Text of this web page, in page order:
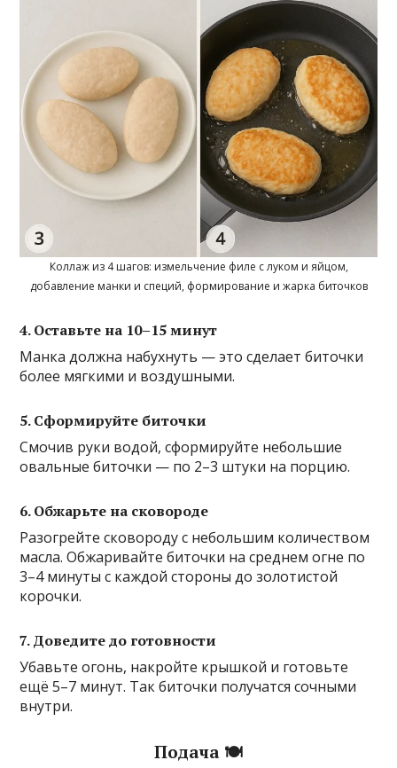
Коллаж из 4 шагов: измельчение филе с луком и яйцом,
добавление манки и специй, формирование и жарка биточков
4. Оставьте на 10–15 минут
Манка должна набухнуть — это сделает биточки
более мягкими и воздушными.
5. Сформируйте биточки
Смочив руки водой, сформируйте небольшие
овальные биточки — по 2–3 штуки на порцию.
6. Обжарьте на сковороде
Разогрейте сковороду с небольшим количеством
масла. Обжаривайте биточки на среднем огне по
3–4 минуты с каждой стороны до золотистой
корочки.
7. Доведите до готовности
Убавьте огонь, накройте крышкой и готовьте
ещё 5–7 минут. Так биточки получатся сочными
внутри.
Подача 🍽️